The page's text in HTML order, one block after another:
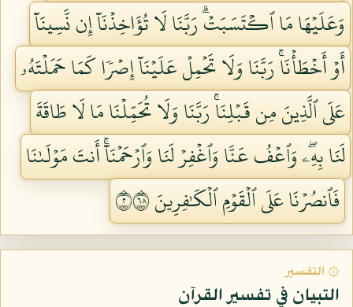
وَعَلَيۡهَا مَا ٱكۡتَسَبَتۡۗ رَبَّنَا لَا تُؤَاخِذۡنَآ إِن نَّسِينَآ
أَوۡ أَخۡطَأۡنَاۚ رَبَّنَا وَلَا تَحۡمِلۡ عَلَيۡنَآ إِصۡرٗا كَمَا حَمَلۡتَهُۥ
عَلَى ٱلَّذِينَ مِن قَبۡلِنَاۚ رَبَّنَا وَلَا تُحَمِّلۡنَا مَا لَا طَاقَةَ
لَنَا بِهِۦۖ وَٱعۡفُ عَنَّا وَٱغۡفِرۡ لَنَا وَٱرۡحَمۡنَآۚ أَنتَ مَوۡلَىٰنَا
فَٱنصُرۡنَا عَلَى ٱلۡقَوۡمِ ٱلۡكَٰفِرِينَ ٢٨٦
۞ التفسير
التبيان في تفسير القرآن